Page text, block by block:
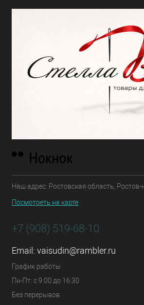
Наш адрес: Ростовская область,
Посмотреть на карте
+7 (908) 519-68-10
Email: vaisudin@rambler.ru
График работы
Пн-Пт: с 9:00 до 16:30
Без перерывов